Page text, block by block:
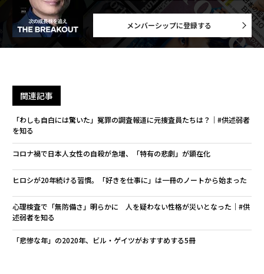
メンバーシップに登録する
関連記事
「わしも自白には驚いた」冤罪の調査報道に元捜査員たちは？｜#供述弱者
を知る
コロナ禍で日本人女性の自殺が急増、「特有の悲劇」が顕在化
ヒロシが20年続ける習慣。「好きを仕事に」は一冊のノートから始まった
心理検査で「無防備さ」明らかに 人を疑わない性格が災いとなった｜#供
述弱者を知る
「悲惨な年」の2020年、ビル・ゲイツがおすすめする5冊